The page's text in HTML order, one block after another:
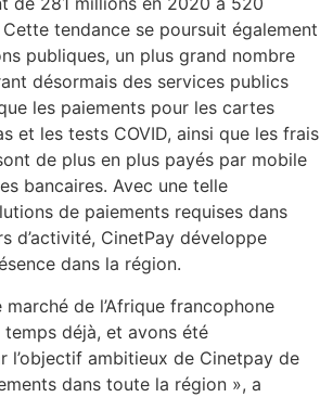
tendance se poursuit également
publiques, un plus grand nombre
désormais des services publics
les paiements pour les cartes
et les tests COVID, ainsi que les frais
de plus en plus payés par mobile
bancaires. Avec une telle
de paiements requises dans
d’activité, CinetPay développe
dans la région.
de l’Afrique francophone
déjà, et avons été
l’objectif ambitieux de Cinetpay de
dans toute la région », a